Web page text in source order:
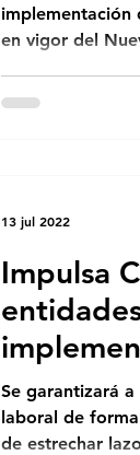
implementación
en vigor del
Impulsa
Laboral
Se garantizará
laboral de
de estrechar
13 jul 2022